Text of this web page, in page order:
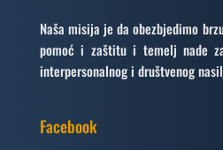
Naša misija je da obezbjedimo
pomoć i zaštitu i temelj nade
interpersonalnog i društvenog
Facebook